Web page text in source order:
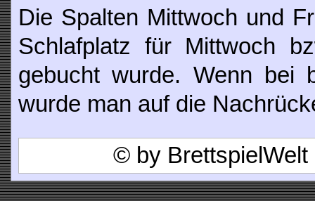
Die Spalten Mittwoch und
Schlafplatz für Mittwoch
gebucht wurde. Wenn bei
wurde man auf die
© by